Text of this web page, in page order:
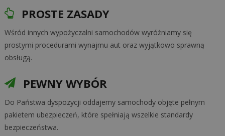
PROSTE ZASADY
Wśród innych wypożyczalni samochodów wyróżniamy się
prostymi procedurami wynajmu aut oraz wyjątkowo sprawną
obsługą.
PEWNY WYBÓR
Do Państwa dyspozycji oddajemy samochody objęte pełnym
pakietem ubezpieczeń, które spełniają wszelkie standardy
bezpieczeństwa.